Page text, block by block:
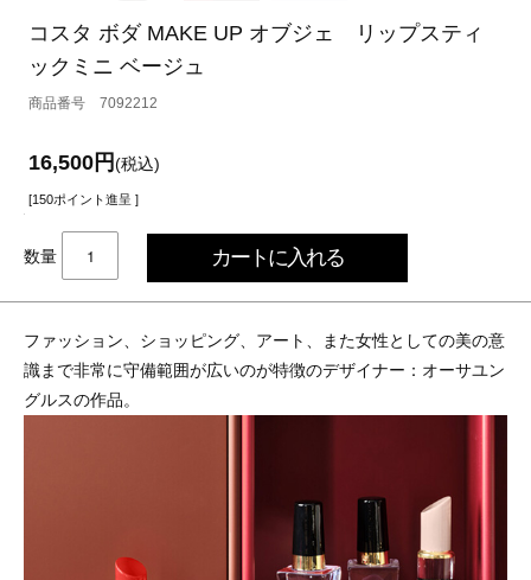
コスタ ボダ MAKE UP オブジェ リップスティ
ックミニ ベージュ
7092212
16,500円(税込)
[150ポイント進呈 ]
数量
ファッション、ショッピング、アート、また女性としての美の意
識まで非常に守備範囲が広いのが特徴のデザイナー：オーサユン
グルスの作品。